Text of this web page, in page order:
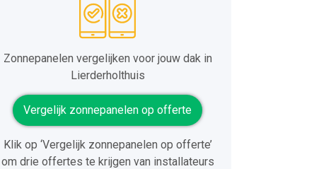
Zonnepanelen vergelijken voor jouw dak in
Lierderholthuis
Vergelijk zonnepanelen op offerte
Klik op ‘Vergelijk zonnepanelen op offerte’
om drie offertes te krijgen van installateurs